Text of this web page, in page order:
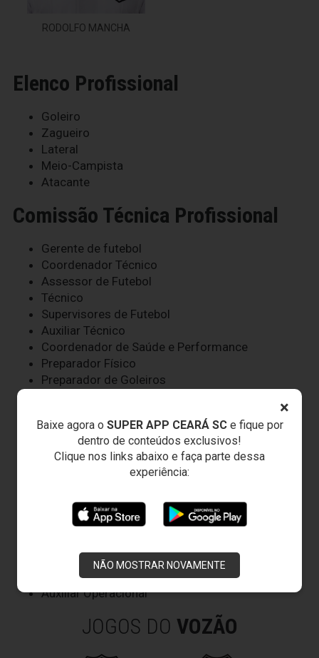
×
Baixe agora o SUPER APP CEARÁ SCe fique por
dentro de conteúdos exclusivos!
Clique nos links abaixo e faça parte dessa
experiência:
NÃO MOSTRAR NOVAMENTE
RODOLFO MANCHA
Elenco Profissional
Goleiro
Zagueiro
Lateral
Meio-Campista
Atacante
Comissão Técnica Profissional
Gerente de futebol
Coordenador Técnico
Assessor de Futebol
Técnico
Supervisores de Futebol
Auxiliar Técnico
Coordenador de Saúde e Performance
Preparador Físico
Preparador de Goleiros
Analistas de Mercado
Analista de Desempenho
Médicos
Nutricionistas
Psicóloga
Roupeiros
Massagistas
Auxiliar Operacional
JOGOS DO VOZÃO